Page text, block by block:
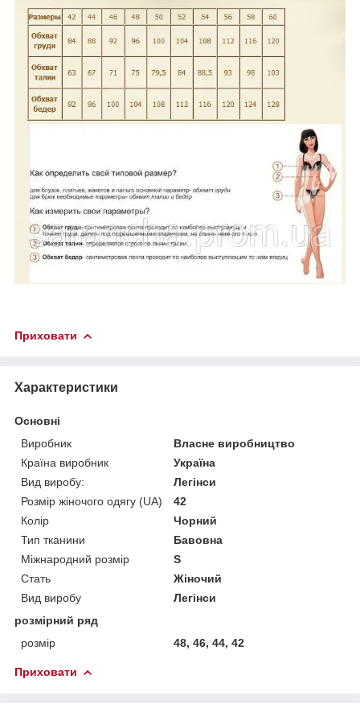
Приховати
Характеристики
Основні
Виробник
Власне виробництво
Країна виробник
Україна
Вид виробу:
Легінси
Розмір жіночого одягу (UA)
42
Колір
Чорний
Тип тканини
Бавовна
Міжнародний розмір
S
Стать
Жіночий
Вид виробу
Легінси
розмірний ряд
розмір
48, 46, 44, 42
Приховати